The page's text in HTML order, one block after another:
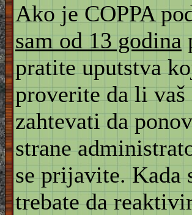
Ako je COPPA
sam od 13 godina
pratite uputstva
proverite da li
zahtevati da
strane
se prijavite. Kada
trebate da